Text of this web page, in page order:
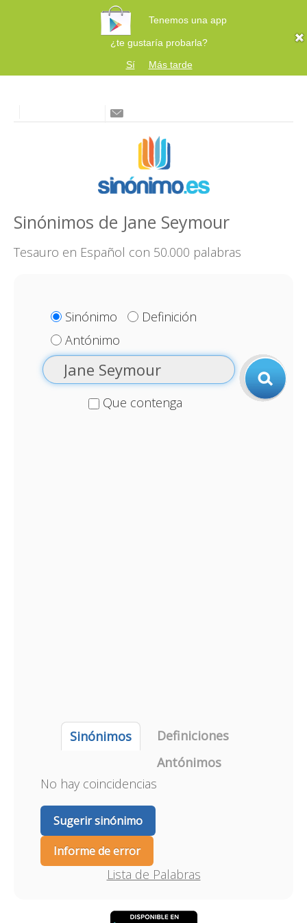
Tenemos una app
¿te gustaría probarla?
Sí
Más tarde
Sinónimos de Jane Seymour
Tesauro en Español con 50.000 palabras
Sinónimo
Definición
Antónimo
Que contenga
Sinónimos
Definiciones
Antónimos
No hay coincidencias
Sugerir sinónimo
Informe de error
Lista de Palabras